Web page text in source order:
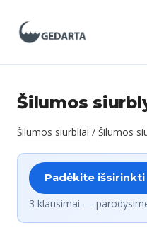
Šilumos
Šilumos siurbliai / Šilumos
Padėkite
3 klausimai —